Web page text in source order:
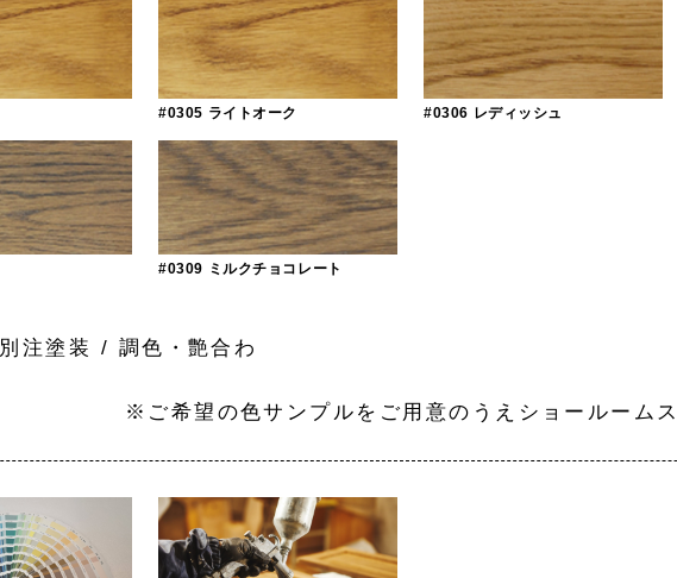
#0305 ライトオーク #0306 レディッシュ
#0309 ミルクチョコレート
注塗装 / 調色・艶合わ
の色サンプルをご用意のうえショールームスタッ